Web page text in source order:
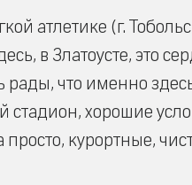
атлетике (г.
в Златоусте, это
рады, что именно
хорошие
курортные,